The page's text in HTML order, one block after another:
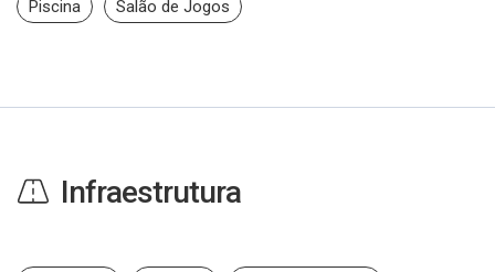
Piscina Salão de Jogos
Infraestrutura